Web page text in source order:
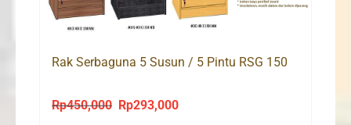
Rak Serbaguna 5 Susun / 5 Pintu RSG 150
Rp450,000
Original
Rp293,000Current